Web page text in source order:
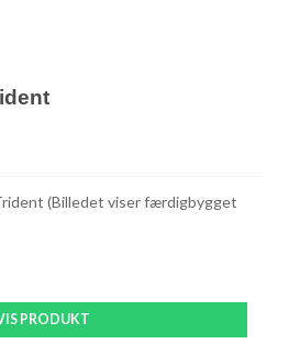
(Billedet viser færdigbygget
PRODUKT